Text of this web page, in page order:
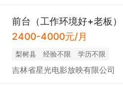
前台（工作环境好+老板）
2400-4000元/月
梨树县 经验不限 学历不限
吉林省星光电影放映有限公司